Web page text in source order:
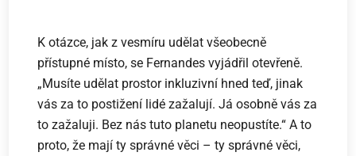
K otázce, jak z vesmíru udělat všeobecně
přístupné místo, se Fernandes vyjádřil otevřeně.
„Musíte udělat prostor inkluzivní hned teď, jinak
vás za to postižení lidé zažalují. Já osobně vás za
to zažaluji. Bez nás tuto planetu neopustíte.“ A to
proto, že mají ty správné věci – ty správné věci,